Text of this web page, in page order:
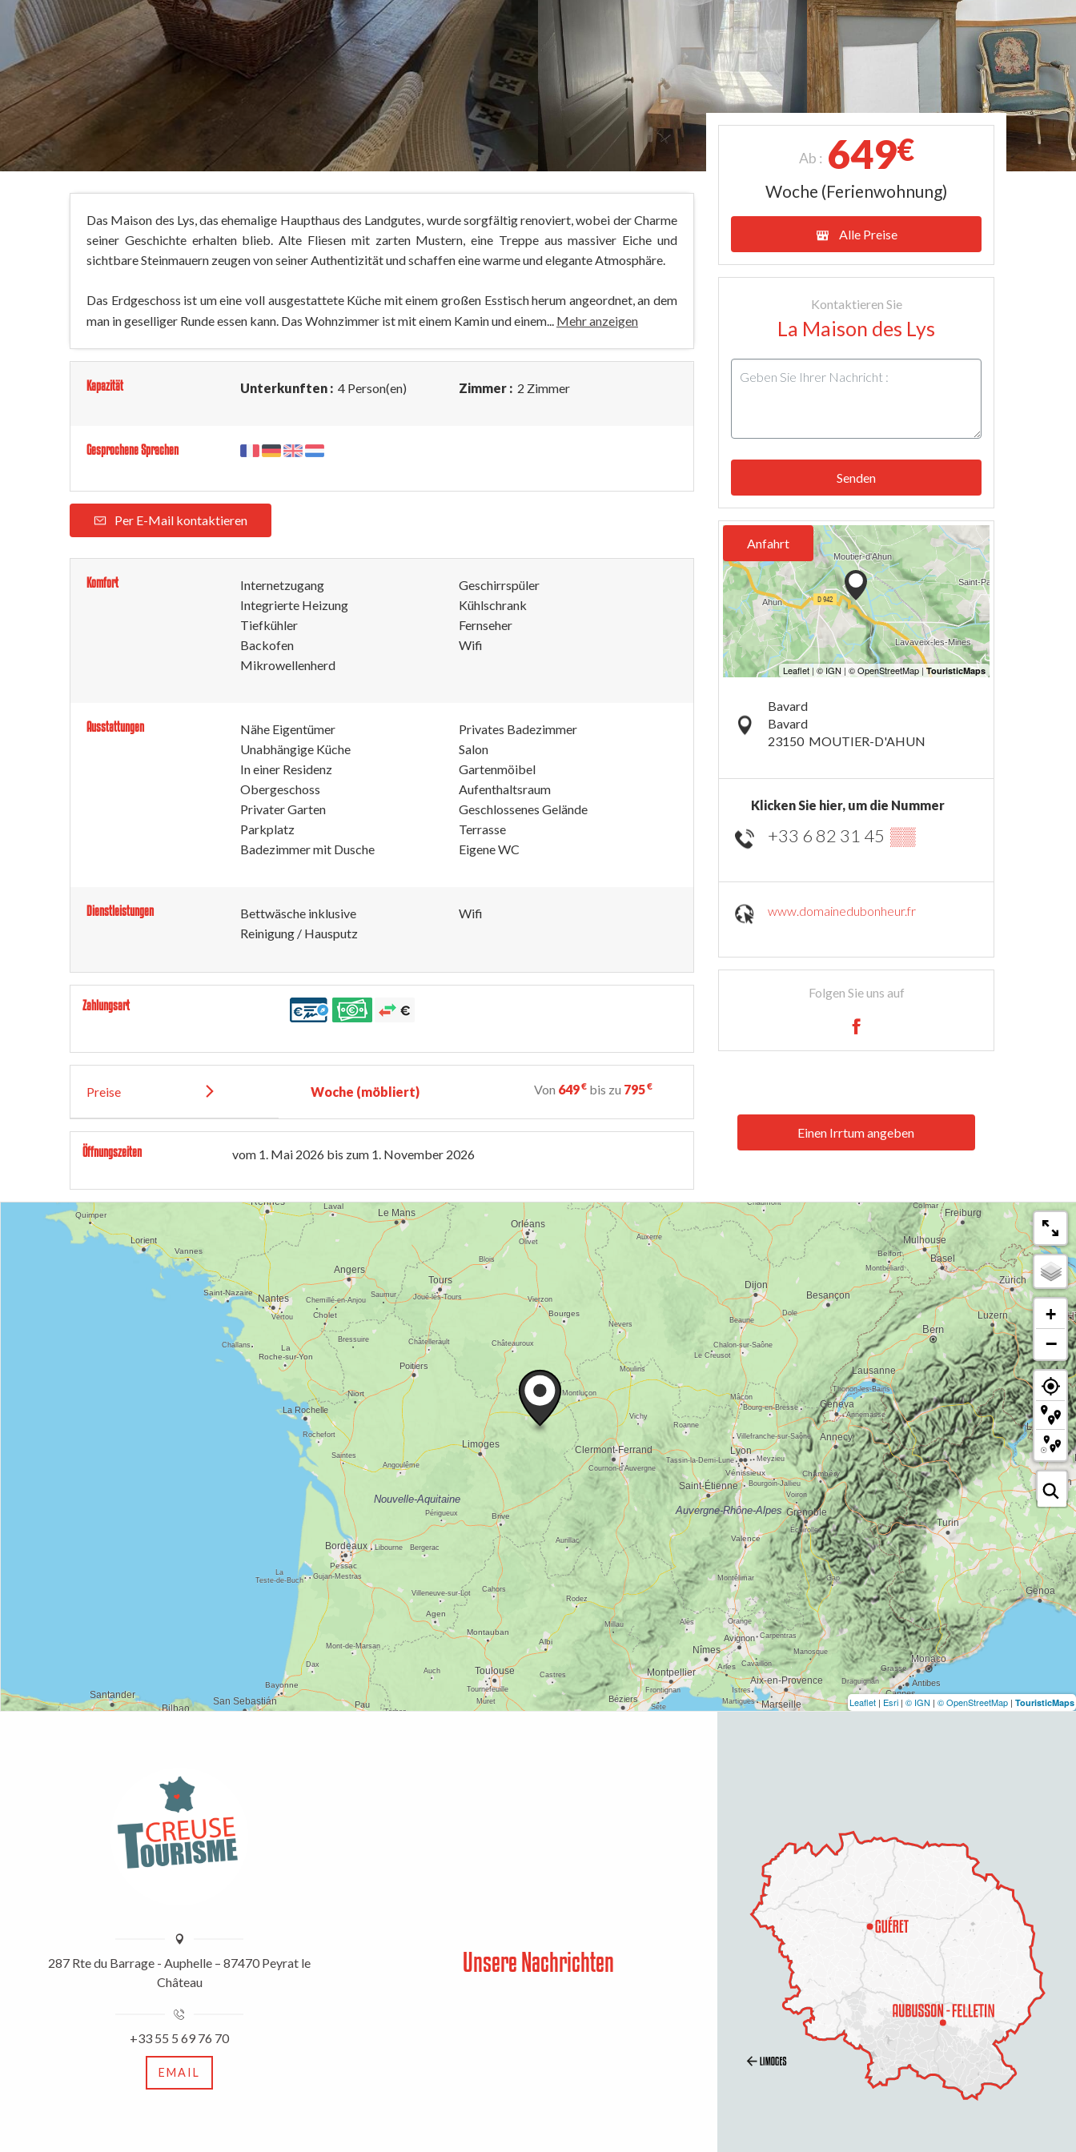
Das Maison des Lys, das ehemalige Haupthaus des Landgutes, wurde sorgfältig renoviert, wobei der Charme
seiner Geschichte erhalten blieb. Alte Fliesen mit zarten Mustern, eine Treppe aus massiver Eiche und
sichtbare Steinmauern zeugen von seiner Authentizität und schaffen eine warme und elegante Atmosphäre.
Das Erdgeschoss ist um eine voll ausgestattete Küche mit einem großen Esstisch herum angeordnet, an dem
man in geselliger Runde essen kann. Das Wohnzimmer ist mit einem Kamin und einem... Mehr anzeigen
Kapazität Unterkunften : 4 Person(en) Zimmer : 2 Zimmer
Gesprochene Sprachen
Per E-Mail kontaktieren
Komfort
Internetzugang
Integrierte Heizung
Tiefkühler
Backofen
Mikrowellenherd
Geschirrspüler
Kühlschrank
Fernseher
Wifi
Ausstattungen
Nähe Eigentümer
Unabhängige Küche
In einer Residenz
Obergeschoss
Privater Garten
Parkplatz
Badezimmer mit Dusche
Privates Badezimmer
Salon
Gartenmöibel
Aufenthaltsraum
Geschlossenes Gelände
Terrasse
Eigene WC
Dienstleistungen
Bettwäsche inklusive
Reinigung / Hausputz
Wifi
Zahlungsart
Preise Woche (möbliert) Von 649€ bis zu 795€
Öffnungszeiten vom 1. Mai 2026 bis zum 1. November 2026
Ab : 649€
Woche (Ferienwohnung)
Alle Preise
Kontaktieren Sie
La Maison des Lys
Senden
Anfahrt
Bavard
Bavard
23150 MOUTIER-D'AHUN
Klicken Sie hier, um die Nummer
+33 6 82 31 45 ▒▒
www.domainedubonheur.fr
Folgen Sie uns auf
Einen Irrtum angeben
+
−
Leaflet | Esri | © IGN | © OpenStreetMap | TouristicMaps
287 Rte du Barrage - Auphelle – 87470 Peyrat le
Château
+33 55 5 69 76 70
EMAIL
Unsere Nachrichten